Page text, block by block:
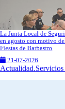
La Junta Local de
en agosto con motivo
Fiestas de Barbastro
21-07-2026